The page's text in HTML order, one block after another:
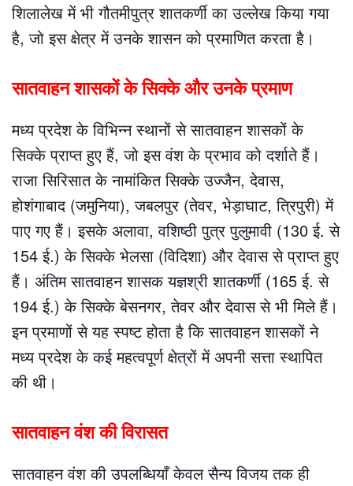
शिलालेख में भी गौतमीपुत्र शातकर्णी का उल्लेख किया गया
है, जो इस क्षेत्र में उनके शासन को प्रमाणित करता है।
सातवाहन शासकों के सिक्के और उनके प्रमाण
मध्य प्रदेश के विभिन्न स्थानों से सातवाहन शासकों के
सिक्के प्राप्त हुए हैं, जो इस वंश के प्रभाव को दर्शाते हैं।
राजा सिरिसात के नामांकित सिक्के उज्जैन, देवास,
होशंगाबाद (जमुनिया), जबलपुर (तेवर, भेड़ाघाट, त्रिपुरी) में
पाए गए हैं। इसके अलावा, वशिष्ठी पुत्र पुलुमावी (130 ई. से
154 ई.) के सिक्के भेलसा (विदिशा) और देवास से प्राप्त हुए
हैं। अंतिम सातवाहन शासक यज्ञश्री शातकर्णी (165 ई. से
194 ई.) के सिक्के बेसनगर, तेवर और देवास से भी मिले हैं।
इन प्रमाणों से यह स्पष्ट होता है कि सातवाहन शासकों ने
मध्य प्रदेश के कई महत्वपूर्ण क्षेत्रों में अपनी सत्ता स्थापित
की थी।
सातवाहन वंश की विरासत
सातवाहन वंश की उपलब्धियाँ केवल सैन्य विजय तक ही